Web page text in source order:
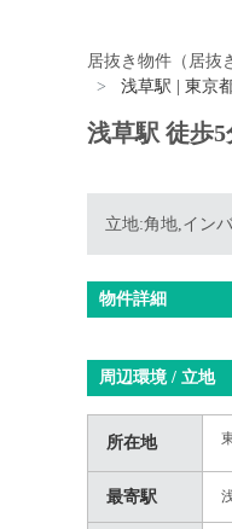
居抜き物件（居抜
浅草駅 | 東京
浅草駅 徒歩
立地:角地,イン
物件詳細
周辺環境 / 立地
所在地
最寄駅